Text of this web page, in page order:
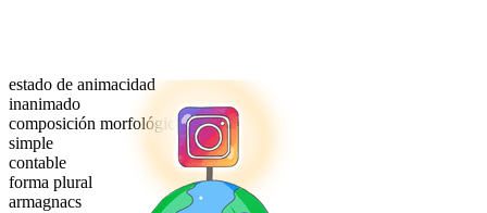
estado de animacidad
inanimado
composición morfológica
simple
contable
forma plural
armagnacs